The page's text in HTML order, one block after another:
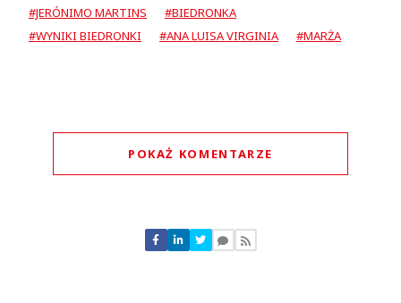
#JERÓNIMO MARTINS
#BIEDRONKA
#WYNIKI BIEDRONKI
#ANA LUISA VIRGINIA #MARŻA
POKAŻ KOMENTARZE
Nie znaleziono komentarzy
Zostaw swoje komentarze